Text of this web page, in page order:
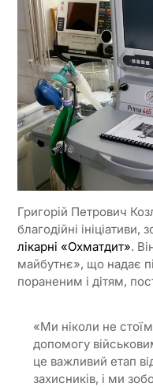
Григорій Петрович
благодійні ініціативи,
лікарні «Охматдит».
майбутнє», що надає
пораненим і дітям,
«Ми ніколи не
допомогу
це важливий етап
захисників, і ми